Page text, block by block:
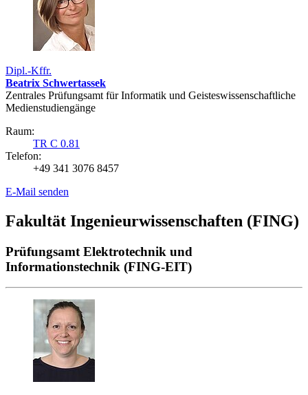
Dipl.-Kffr.
Beatrix Schwertassek
Zentrales Prüfungsamt für Informatik und Geisteswissenschaftliche
Medienstudiengänge
Raum:
TR C 0.81
Telefon:
+49 341 3076 8457
E-Mail senden
Fakultät Ingenieurwissenschaften (FING)
Prüfungsamt Elektrotechnik und
Informationstechnik (FING-EIT)